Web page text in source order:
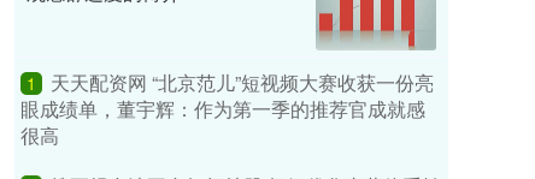
1
天天配资网 “北京范儿”短视频大赛收获一份亮
眼成绩单，董宇辉：作为第一季的推荐官成就感
很高